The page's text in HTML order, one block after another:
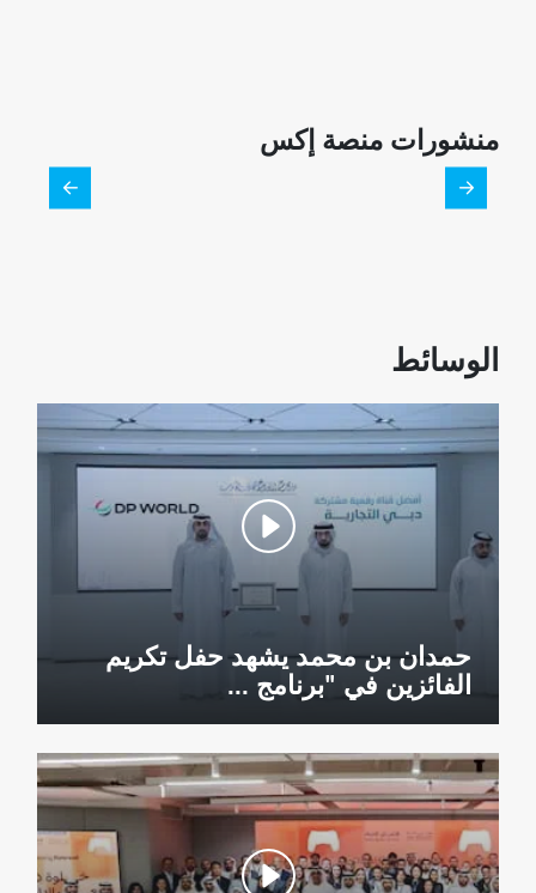
منشورات منصة إكس
الوسائط
حمدان بن محمد يشهد حفل تكريم
الفائزين في "برنامج ...